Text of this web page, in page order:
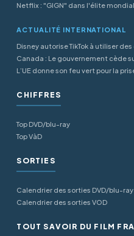
Netflix : "GIGN" dans l'élite
ACTUALITÉ INTERNATIONAL
Disney autorise TikTok à utiliser
Canada : Le gouvernement cède
L’UE donne son feu vert pour la
CHIFFRES
Top DVD/blu-ray
Top VàD
SORTIES
Calendrier des sorties DVD/blu-ray
Calendrier des sorties VOD
TOUT SAVOIR DU FILM